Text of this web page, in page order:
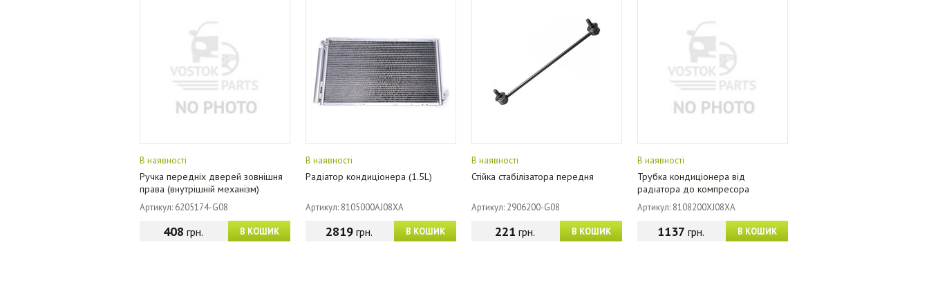
В наявності
Ручка передніх дверей зовнішня
права (внутрішній механізм)
Артикул: 6205174-G08
В КОШИК
408 грн.
В наявності
Радіатор кондиціонера (1.5L)
Артикул: 8105000AJ08XA
В КОШИК
2819грн.
В наявності
Стійка стабілізатора передня
Артикул: 2906200-G08
В КОШИК
221 грн.
В наявності
Трубка кондиціонера від
радіатора до компресора
Артикул: 8108200XJ08XA
В КОШИК
1137 грн.